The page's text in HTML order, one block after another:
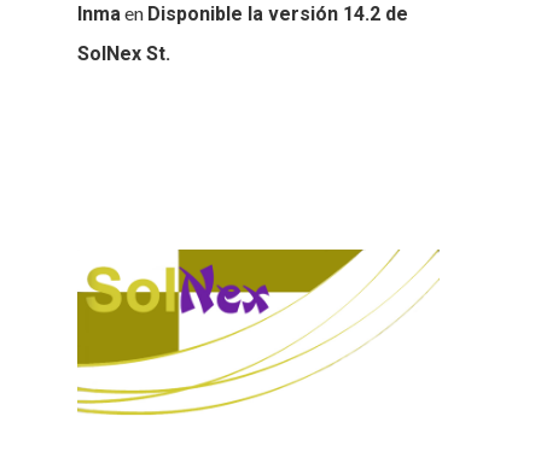
Inmaen Disponible la versión 14.2 de
SolNex St.